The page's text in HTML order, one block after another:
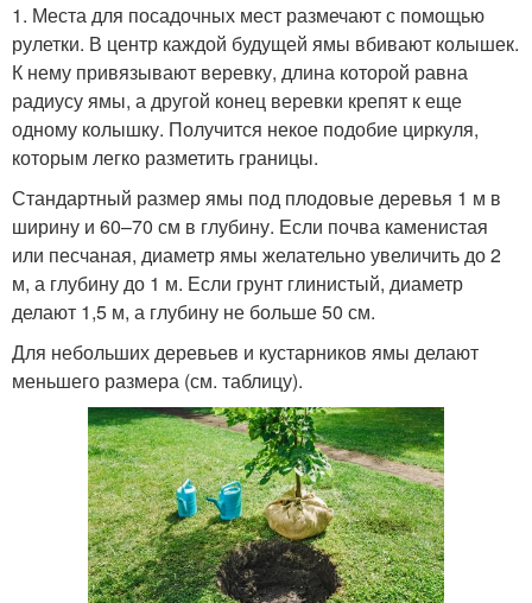
1. Места для посадочных мест размечают с помощью
рулетки. В центр каждой будущей ямы вбивают колышек.
К нему привязывают веревку, длина которой равна
радиусу ямы, а другой конец веревки крепят к еще
одному колышку. Получится некое подобие циркуля,
которым легко разметить границы.
Стандартный размер ямы под плодовые деревья 1 м в
ширину и 60–70 см в глубину. Если почва каменистая
или песчаная, диаметр ямы желательно увеличить до 2
м, а глубину до 1 м. Если грунт глинистый, диаметр
делают 1,5 м, а глубину не больше 50 см.
Для небольших деревьев и кустарников ямы делают
меньшего размера (см. таблицу).